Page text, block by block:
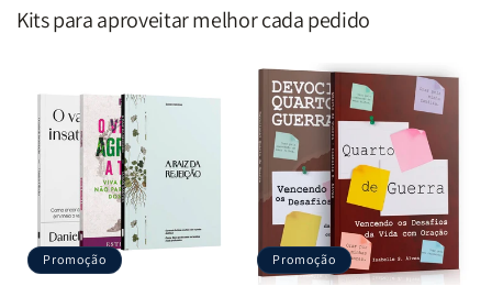
Kits para aproveitar melhor cada pedido
Promoção Promoção